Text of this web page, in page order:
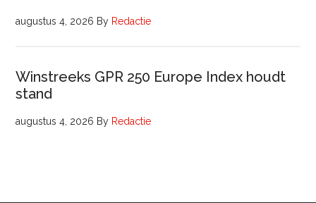
augustus 4, 2026 By Redactie
Winstreeks GPR 250 Europe Index houdt
stand
augustus 4, 2026 By Redactie